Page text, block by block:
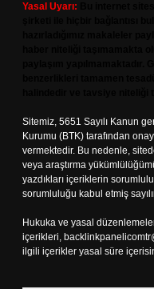
Yasal Uyarı:
Sitemiz, 5651 Sayılı Kanun
Kurumu (BTK) tarafından
vermektedir. Bu nedenle,
veya araştırma
yazdıkları içeriklerin
sorumluluğu kabul etmiş
Hukuka ve yasal
içerikleri,
ilgili içerikler yasal süre